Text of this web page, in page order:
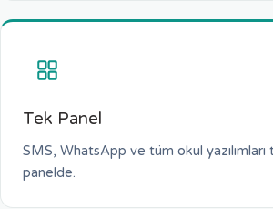
Tek Panel
SMS, WhatsApp ve tüm okul yazılımları
panelde.